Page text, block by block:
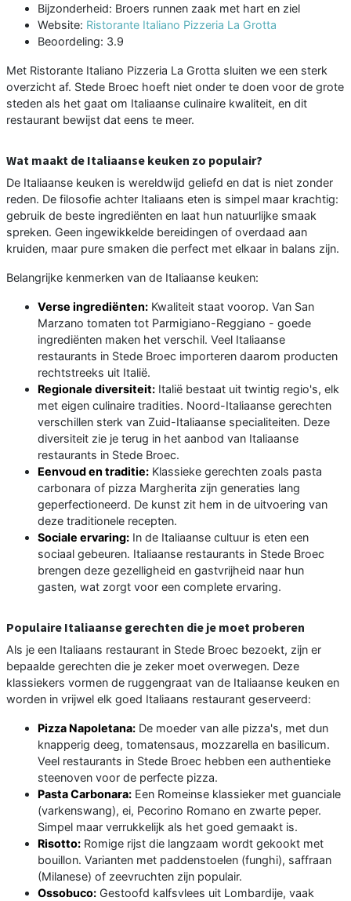
Bijzonderheid: Broers runnen zaak met hart en ziel
Website: Ristorante Italiano Pizzeria La Grotta
Beoordeling: 3.9
Met Ristorante Italiano Pizzeria La Grotta sluiten we een sterk
overzicht af. Stede Broec hoeft niet onder te doen voor de grote
steden als het gaat om Italiaanse culinaire kwaliteit, en dit
restaurant bewijst dat eens te meer.
Wat maakt de Italiaanse keuken zo populair?
De Italiaanse keuken is wereldwijd geliefd en dat is niet zonder
reden. De filosofie achter Italiaans eten is simpel maar krachtig:
gebruik de beste ingrediënten en laat hun natuurlijke smaak
spreken. Geen ingewikkelde bereidingen of overdaad aan
kruiden, maar pure smaken die perfect met elkaar in balans zijn.
Belangrijke kenmerken van de Italiaanse keuken:
Verse ingrediënten: Kwaliteit staat voorop. Van San
Marzano tomaten tot Parmigiano-Reggiano - goede
ingrediënten maken het verschil. Veel Italiaanse
restaurants in Stede Broec importeren daarom producten
rechtstreeks uit Italië.
Regionale diversiteit: Italië bestaat uit twintig regio's, elk
met eigen culinaire tradities. Noord-Italiaanse gerechten
verschillen sterk van Zuid-Italiaanse specialiteiten. Deze
diversiteit zie je terug in het aanbod van Italiaanse
restaurants in Stede Broec.
Eenvoud en traditie: Klassieke gerechten zoals pasta
carbonara of pizza Margherita zijn generaties lang
geperfectioneerd. De kunst zit hem in de uitvoering van
deze traditionele recepten.
Sociale ervaring: In de Italiaanse cultuur is eten een
sociaal gebeuren. Italiaanse restaurants in Stede Broec
brengen deze gezelligheid en gastvrijheid naar hun
gasten, wat zorgt voor een complete ervaring.
Populaire Italiaanse gerechten die je moet proberen
Als je een Italiaans restaurant in Stede Broec bezoekt, zijn er
bepaalde gerechten die je zeker moet overwegen. Deze
klassiekers vormen de ruggengraat van de Italiaanse keuken en
worden in vrijwel elk goed Italiaans restaurant geserveerd:
Pizza Napoletana: De moeder van alle pizza's, met dun
knapperig deeg, tomatensaus, mozzarella en basilicum.
Veel restaurants in Stede Broec hebben een authentieke
steenoven voor de perfecte pizza.
Pasta Carbonara: Een Romeinse klassieker met guanciale
(varkenswang), ei, Pecorino Romano en zwarte peper.
Simpel maar verrukkelijk als het goed gemaakt is.
Risotto: Romige rijst die langzaam wordt gekookt met
bouillon. Varianten met paddenstoelen (funghi), saffraan
(Milanese) of zeevruchten zijn populair.
Ossobuco: Gestoofd kalfsvlees uit Lombardije, vaak